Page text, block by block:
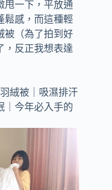
甩一下，平放通
鬆感，而這種輕
被（為了拍到好
，反正我想表達